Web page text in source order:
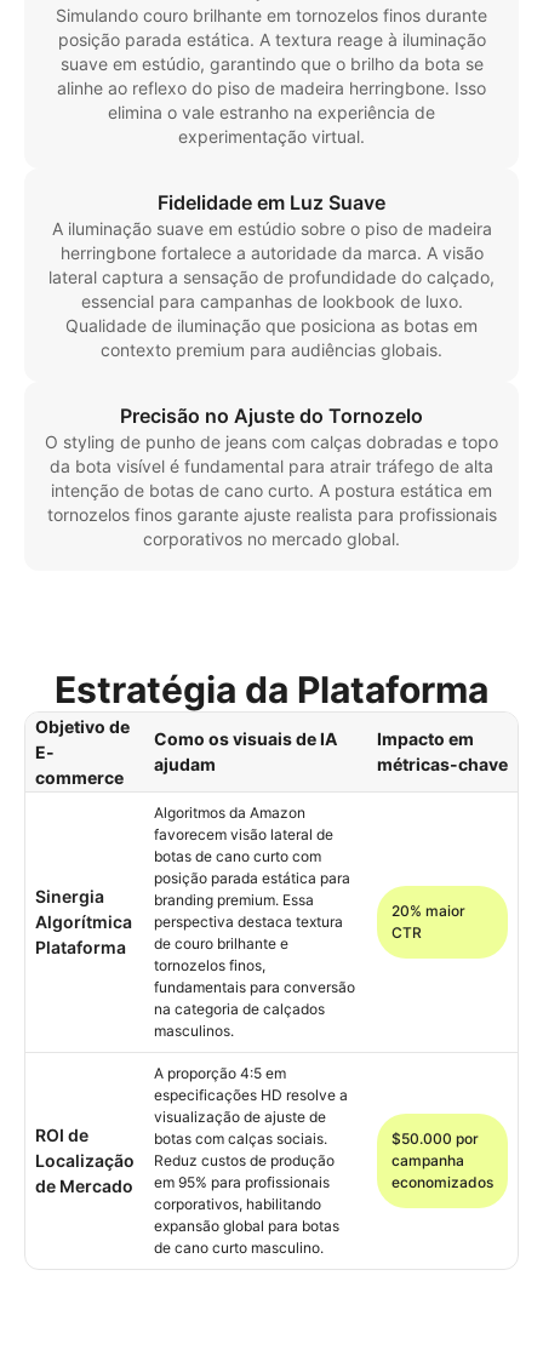
Simulando couro brilhante em tornozelos finos durante
posição parada estática. A textura reage à iluminação
suave em estúdio, garantindo que o brilho da bota se
alinhe ao reflexo do piso de madeira herringbone. Isso
elimina o vale estranho na experiência de
experimentação virtual.
Fidelidade em Luz Suave
A iluminação suave em estúdio sobre o piso de madeira
herringbone fortalece a autoridade da marca. A visão
lateral captura a sensação de profundidade do calçado,
essencial para campanhas de lookbook de luxo.
Qualidade de iluminação que posiciona as botas em
contexto premium para audiências globais.
Precisão no Ajuste do Tornozelo
O styling de punho de jeans com calças dobradas e topo
da bota visível é fundamental para atrair tráfego de alta
intenção de botas de cano curto. A postura estática em
tornozelos finos garante ajuste realista para profissionais
corporativos no mercado global.
Estratégia da Plataforma
Objetivo de
E-
commerce
Como os visuais de IA
ajudam
Impacto em
métricas-chave
Sinergia
Algorítmica
Plataforma
Algoritmos da Amazon
favorecem visão lateral de
botas de cano curto com
posição parada estática para
branding premium. Essa
perspectiva destaca textura
de couro brilhante e
tornozelos finos,
fundamentais para conversão
na categoria de calçados
masculinos.
20% maior
CTR
ROI de
Localização
de Mercado
A proporção 4:5 em
especificações HD resolve a
visualização de ajuste de
botas com calças sociais.
Reduz custos de produção
em 95% para profissionais
corporativos, habilitando
expansão global para botas
de cano curto masculino.
$50.000 por
campanha
economizados